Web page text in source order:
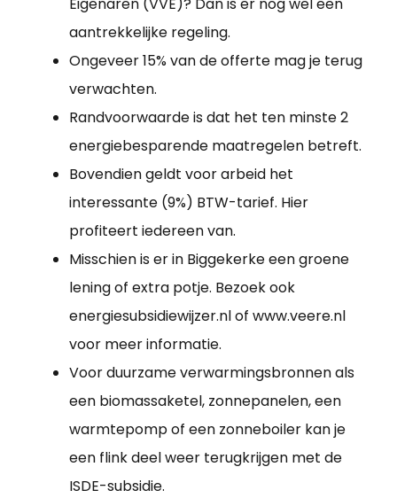
Eigenaren (VVE)? Dan is er nog wel een
aantrekkelijke regeling.
Ongeveer 15% van de offerte mag je terug
verwachten.
Randvoorwaarde is dat het ten minste 2
energiebesparende maatregelen betreft.
Bovendien geldt voor arbeid het
interessante (9%) BTW-tarief. Hier
profiteert iedereen van.
Misschien is er in Biggekerke een groene
lening of extra potje. Bezoek ook
energiesubsidiewijzer.nl of www.veere.nl
voor meer informatie.
Voor duurzame verwarmingsbronnen als
een biomassaketel, zonnepanelen, een
warmtepomp of een zonneboiler kan je
een flink deel weer terugkrijgen met de
ISDE-subsidie.